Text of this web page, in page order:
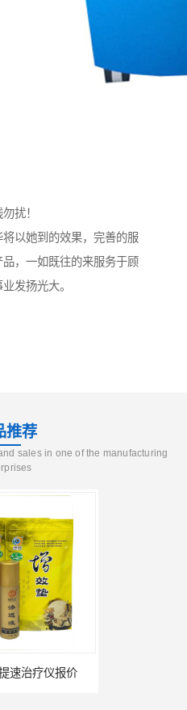
扰！
以她到的效果，完善的服
，一如既往的来服务于顾
发扬光大。
推荐
sales in one of the manufacturing
天水康达中药提速